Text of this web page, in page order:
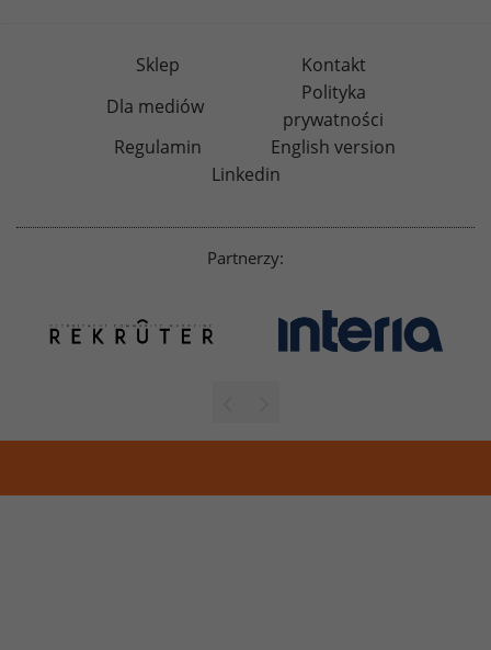
Sklep
Kontakt
Dla mediów
Polityka
prywatności
Regulamin
English version
Linkedin
Partnerzy: